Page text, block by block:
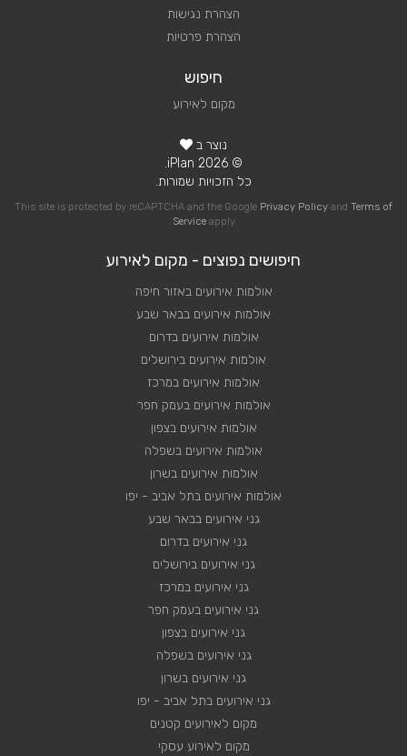
הצהרת נגישות
הצהרת פרטיות
חיפוש
מקום לאירוע
נוצר ב
© 2026 iPlan.
כל הזכויות שמורות.
This site is protected by reCAPTCHA and the Google Privacy Policy and Terms of
Serviceapply
חיפושים נפוצים - מקום לאירוע
אולמות אירועים באזור חיפה
אולמות אירועים בבאר שבע
אולמות אירועים בדרום
אולמות אירועים בירושלים
אולמות אירועים במרכז
אולמות אירועים בעמק חפר
אולמות אירועים בצפון
אולמות אירועים בשפלה
אולמות אירועים בשרון
אולמות אירועים בתל אביב - יפו
גני אירועים בבאר שבע
גני אירועים בדרום
גני אירועים בירושלים
גני אירועים במרכז
גני אירועים בעמק חפר
גני אירועים בצפון
גני אירועים בשפלה
גני אירועים בשרון
גני אירועים בתל אביב - יפו
מקום לאירועים קטנים
מקום לאירוע עסקי